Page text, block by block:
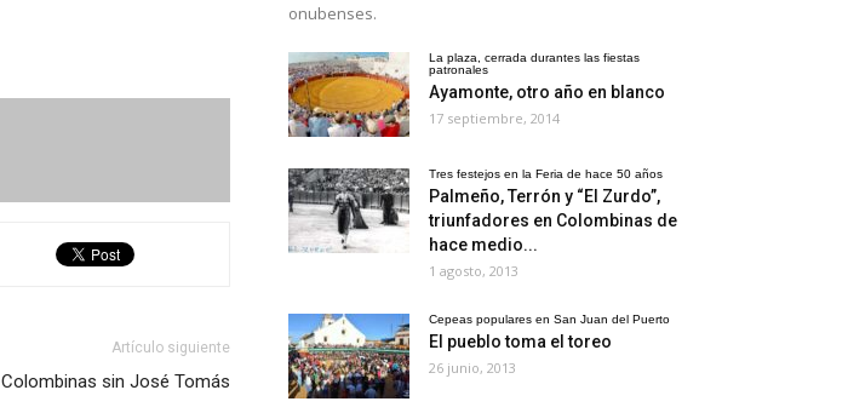
Artículo siguiente
Colombinas sin José Tomás
onubenses.
La plaza, cerrada durantes las fiestas
patronales
Ayamonte, otro año en blanco
17 septiembre, 2014
Tres festejos en la Feria de hace 50 años
Palmeño, Terrón y “El Zurdo”,
triunfadores en Colombinas de
hace medio...
1 agosto, 2013
Cepeas populares en San Juan del Puerto
El pueblo toma el toreo
26 junio, 2013